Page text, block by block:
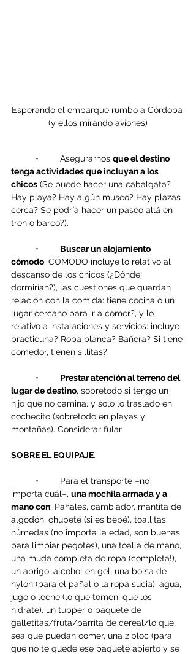
Esperando el embarque rumbo a Córdoba
(y ellos mirando aviones)
	•	Asegurarnos
que el destino
tenga actividades que incluyan a los
chicos (Se puede hacer una cabalgata?
Hay playa? Hay algún museo? Hay plazas
cerca? Se podría hacer un paseo allá en
tren o barco?).
Buscar un alojamiento
cómodo. CÓMODO incluye lo relativo al
descanso de los chicos (¿Dónde
dormirían?), las cuestiones que guardan
relación con la comida: tiene cocina o un
lugar cercano para ir a comer?, y lo
relativo a instalaciones y servicios: incluye
practicuna? Ropa blanca? Bañera? Si tiene
comedor, tienen sillitas?
Prestar atención al terreno del
lugar de destino, sobretodo si tengo un
hijo que no camina, y solo lo traslado en
cochecito (sobretodo en playas y
montañas). Considerar fular.
SOBRE EL EQUIPAJE.
importa cuál–, una mochila armada y a
mano con: Pañales, cambiador, mantita de
algodón, chupete (si es bebé), toallitas
húmedas (no importa la edad, son buenas
para limpiar pegotes), una toalla de mano,
una muda completa de ropa (completa!),
un abrigo, alcohol en gel, una bolsa de
nylon (para el pañal o la ropa sucia), agua,
jugo o leche (lo que tomen, que los
hidrate), un tupper o paquete de
galletitas/fruta/barrita de cereal/lo que
sea que puedan comer, una ziploc (para
que no te quede ese paquete abierto y se